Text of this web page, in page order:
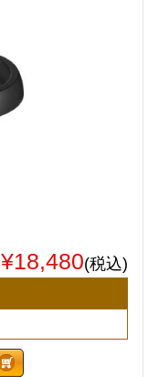
¥18,480(税込)